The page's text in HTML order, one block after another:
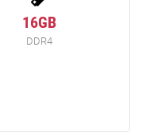
16GB
DDR4